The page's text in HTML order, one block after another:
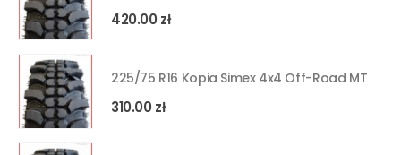
420.00 zł
225/75 R16 Kopia Simex 4x4 Off-Road MT
310.00 zł